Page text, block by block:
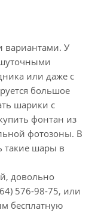
вариантами. У
или даже с
большое
шарики с
фонтан из
фотозоны. В
такие шары в
довольно
576-98-75, или
бесплатную